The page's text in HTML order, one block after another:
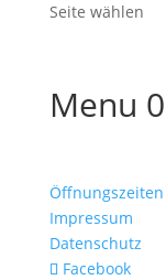
Seite wählen
Menu
Öffnungszeiten
Impressum
Datenschutz
Facebook